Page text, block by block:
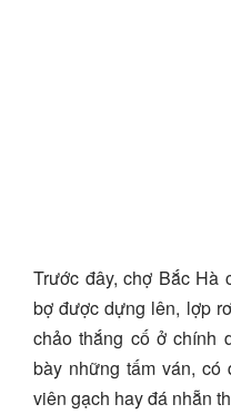
Trước đây, chợ Bắc Hà
bợ được dựng lên, lợp
chảo thắng cố ở chính
bày những tấm ván,
viên gạch hay đá nhẵn